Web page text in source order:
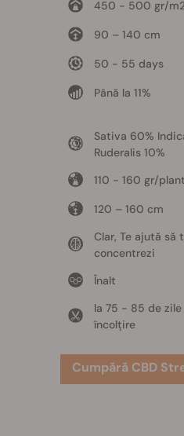
450 - 500 gr/
90 – 140 cm
50 - 55 days
Până la 11%
Sativa 60%
Ruderalis 10%
110 - 160 gr/plant
120 – 160 cm
Clar, Te ajută să
concentrezi
Înalt
la 75 - 85 de zile
încolțire
Cumpără CBD